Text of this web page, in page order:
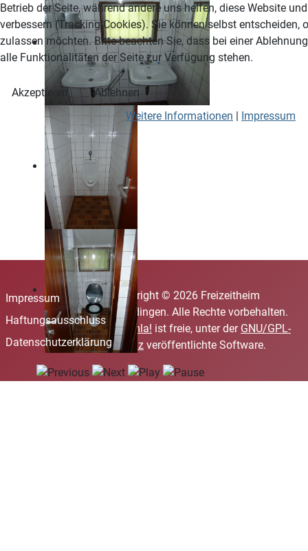
Impressum
Haftungsausschluss
Datenschutzerklärung
Copyright © 2026 Freizeitheim
Eberdingen. Alle Rechte vorbehalten.
Joomla! ist freie, unter der GNU/GPL-
Lizenz veröffentlichte Software.
Betrieb der Seite, während andere uns helfen, diese Website
verbessern (Tracking Cookies). Sie können selbst entscheiden,
zulassen möchten. Bitte beachten Sie, dass bei einer
alle Funktionalitäten der Seite zur Verfügung stehen.
Akzeptieren
Ablehnen
Weitere Informationen | Impressum